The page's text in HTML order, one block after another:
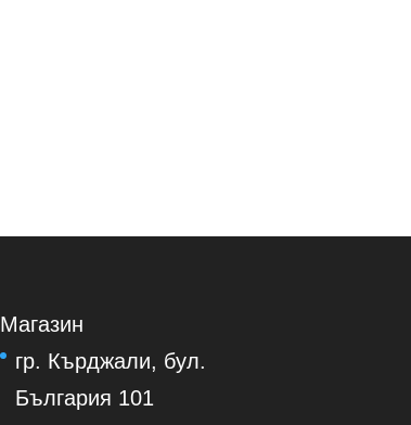
Магазин
гр. Кърджали, бул.
България 101